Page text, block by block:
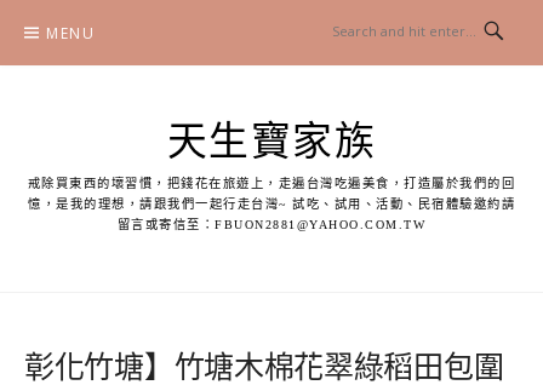
content
MENU
天生寶家族
戒除買東西的壞習慣，把錢花在旅遊上，走遍台灣吃遍美食，打造屬於我們的回
憶，是我的理想，請跟我們一起行走台灣~ 試吃、試用、活動、民宿體驗邀約請
留言或寄信至：FBUON2881@YAHOO.COM.TW
彰化竹塘】竹塘木棉花翠綠稻田包圍